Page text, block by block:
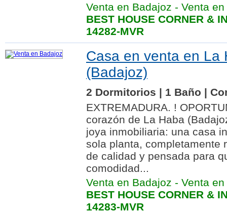
Venta en Badajoz - Venta
BEST HOUSE CORNER &
14282-MVR
Casa en venta en La
(Badajoz)
2 Dormitorios | 1 Baño |
EXTREMADURA. !
corazón de La Haba
joya inmobiliaria: una casa
sola planta, completamente
de calidad y pensada para
comodidad...
Venta en Badajoz - Venta
BEST HOUSE CORNER &
14283-MVR